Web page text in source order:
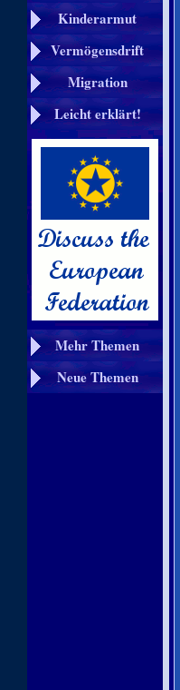
Kinderarmut
Vermögensdrift
Migration
Leicht erklärt!
Mehr Themen
Neue Themen